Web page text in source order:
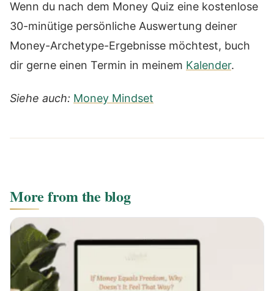
Wenn du nach dem Money Quiz eine kostenlose
30-minütige persönliche Auswertung deiner
Money-Archetype-Ergebnisse möchtest, buch
dir gerne einen Termin in meinem Kalender.
Siehe auch: Money Mindset
More from the blog